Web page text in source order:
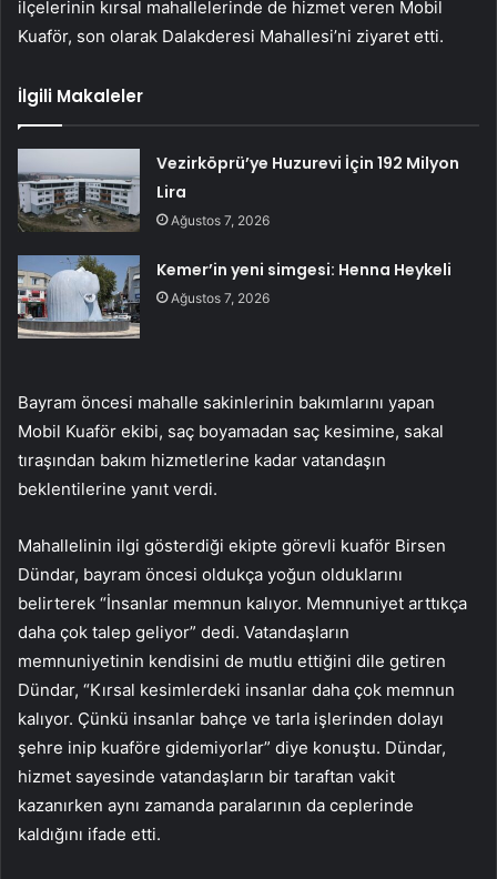
ilçelerinin kırsal mahallelerinde de hizmet veren Mobil
Kuaför, son olarak Dalakderesi Mahallesi’ni ziyaret etti.
İlgili Makaleler
Vezirköprü’ye Huzurevi İçin 192 Milyon
Lira
Ağustos 7, 2026
Kemer’in yeni simgesi: Henna Heykeli
Ağustos 7, 2026
Bayram öncesi mahalle sakinlerinin bakımlarını yapan
Mobil Kuaför ekibi, saç boyamadan saç kesimine, sakal
tıraşından bakım hizmetlerine kadar vatandaşın
beklentilerine yanıt verdi.
Mahallelinin ilgi gösterdiği ekipte görevli kuaför Birsen
Dündar, bayram öncesi oldukça yoğun olduklarını
belirterek “İnsanlar memnun kalıyor. Memnuniyet arttıkça
daha çok talep geliyor” dedi. Vatandaşların
memnuniyetinin kendisini de mutlu ettiğini dile getiren
Dündar, “Kırsal kesimlerdeki insanlar daha çok memnun
kalıyor. Çünkü insanlar bahçe ve tarla işlerinden dolayı
şehre inip kuaföre gidemiyorlar” diye konuştu. Dündar,
hizmet sayesinde vatandaşların bir taraftan vakit
kazanırken aynı zamanda paralarının da ceplerinde
kaldığını ifade etti.